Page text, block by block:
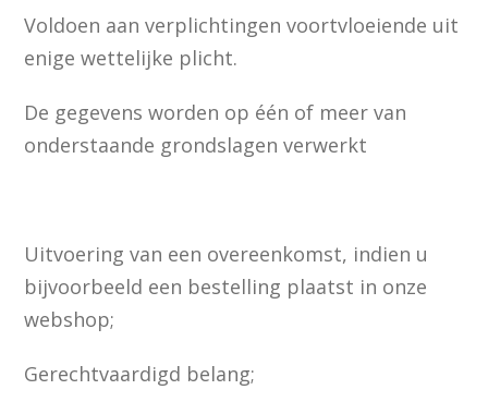
Voldoen aan verplichtingen voortvloeiende uit
enige wettelijke plicht.
De gegevens worden op één of meer van
onderstaande grondslagen verwerkt
Uitvoering van een overeenkomst, indien u
bijvoorbeeld een bestelling plaatst in onze
webshop;
Gerechtvaardigd belang;